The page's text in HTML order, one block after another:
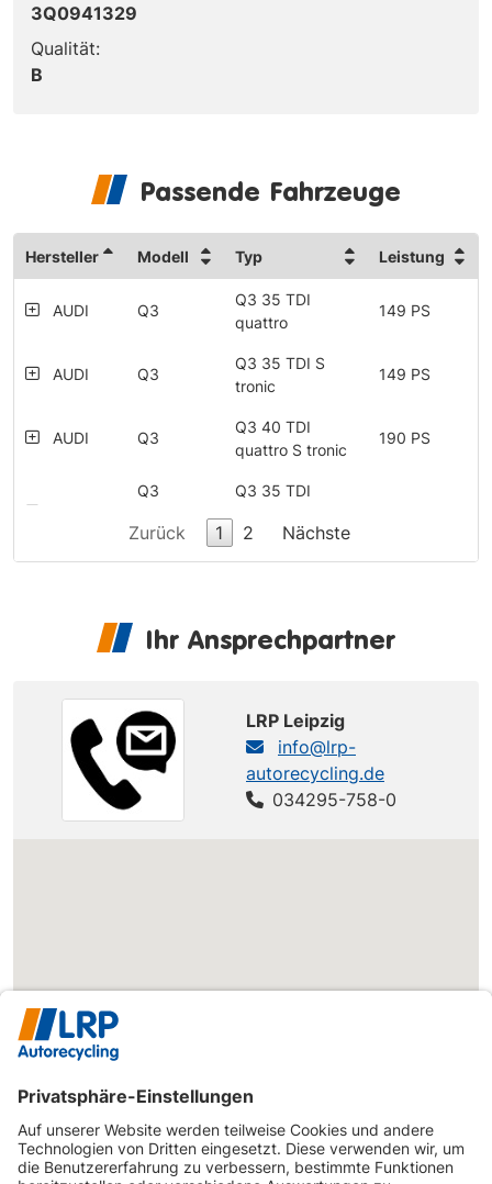
3Q0941329
Qualität:
B
Passende Fahrzeuge
Hersteller Modell Typ Leistung
AUDI Q3
Q3 35 TDI
quattro
149 PS
AUDI Q3
Q3 35 TDI S
tronic
149 PS
AUDI Q3
Q3 40 TDI
quattro S tronic
190 PS
Q3
(F3)
Q3 35 TDI
quattro
(F3)
quattro
SEAT Leon Leon 2.0 TDI
Leon
Leon 2.0 TDI
DSG
150 PS
SKODA
SKODA
SKODA
Superb
(3V)
Superb 2.0 TDI 150 PS
Superb
Zurück 1 2 Nächste
Ihr Ansprechpartner
LRP Leipzig
info@lrp-
autorecycling.de
034295-758-0